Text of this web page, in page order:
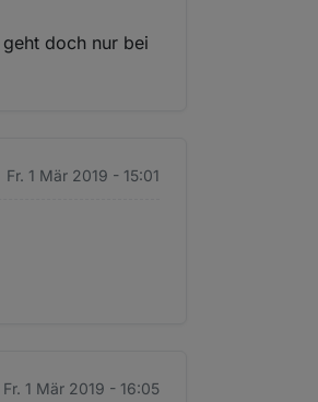
doch nur bei
Fr. 1 Mär 2019 - 15:01
Fr. 1 Mär 2019 - 16:05